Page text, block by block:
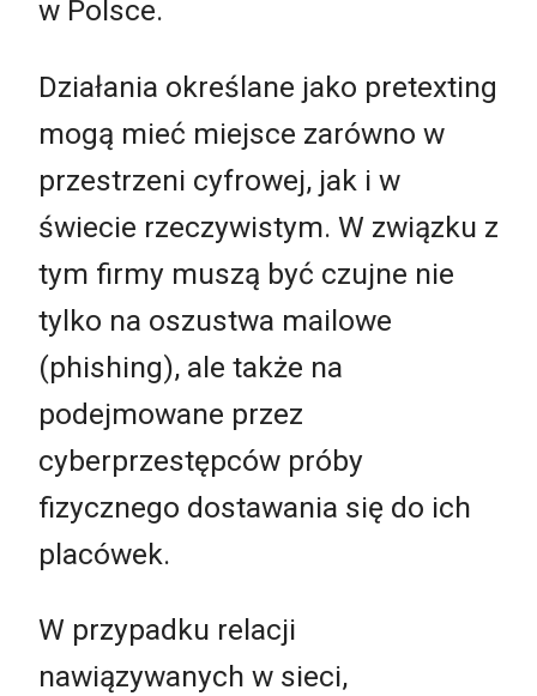
w Polsce.
Działania określane jako pretexting
mogą mieć miejsce zarówno w
przestrzeni cyfrowej, jak i w
świecie rzeczywistym. W związku z
tym firmy muszą być czujne nie
tylko na oszustwa mailowe
(phishing), ale także na
podejmowane przez
cyberprzestępców próby
fizycznego dostawania się do ich
placówek.
W przypadku relacji
nawiązywanych w sieci,